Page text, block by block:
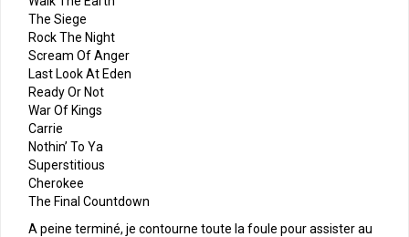
The Siege
Rock The Night
Scream Of Anger
Last Look At Eden
Ready Or Not
War Of Kings
Carrie
Nothin’ To Ya
Superstitious
Cherokee
The Final Countdown
A peine terminé, je contourne toute la foule pour assister au